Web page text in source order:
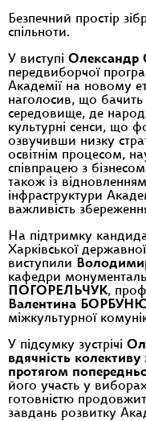
Безпечний простір
спільноти.
У виступі
передвиборчої
Академії на новому
наголосив, що
середовище, де
культурні сенси, що
озвучивши низку
освітнім процесом,
співпрацею з
також із
інфраструктури
важливість
На підтримку
Харківської
виступили
кафедри
ПОГОРЕЛЬЧУК,
Валентина
міжкультурної
У підсумку зустрічі
вдячність
протягом
його участь у
готовністю
завдань розвитку